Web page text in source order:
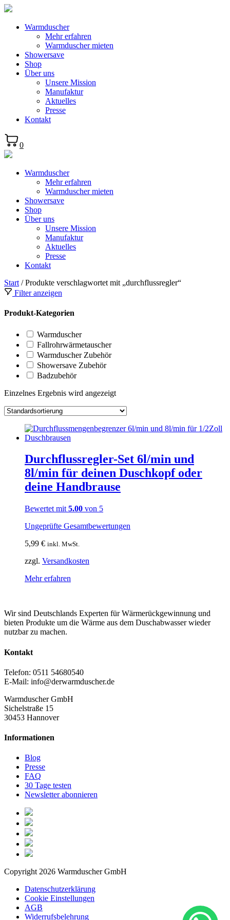
Warmduscher
Mehr erfahren
Warmduscher mieten
Showersave
Shop
Über uns
Unsere Mission
Manufaktur
Aktuelles
Presse
Kontakt
0
Warmduscher
Mehr erfahren
Warmduscher mieten
Showersave
Shop
Über uns
Unsere Mission
Manufaktur
Aktuelles
Presse
Kontakt
Start / Produkte verschlagwortet mit „durchflussregler“
Filter anzeigen
Produkt-Kategorien
Warmduscher
Fallrohrwärmetauscher
Warmduscher Zubehör
Showersave Zubehör
Badzubehör
Einzelnes Ergebnis wird angezeigt
Durchflussregler-Set 6l/min und
8l/min für deinen Duschkopf oder
deine Handbrause
Bewertet mit 5.00 von 5
Ungeprüfte Gesamtbewertungen
5,99 € inkl. MwSt.
zzgl. Versandkosten
Mehr erfahren
Wir sind Deutschlands Experten für Wärmerückgewinnung und
bieten Produkte um die Wärme aus dem Duschabwasser wieder
nutzbar zu machen.
Kontakt
Telefon: 0511 54680540
E-Mail: info@derwarmduscher.de
Warmduscher GmbH
Sichelstraße 15
30453 Hannover
Informationen
Blog
Presse
FAQ
30 Tage testen
Newsletter abonnieren
Copyright 2026 Warmduscher GmbH
Datenschutzerklärung
Cookie Einstellungen
AGB
Widerrufsbelehrung